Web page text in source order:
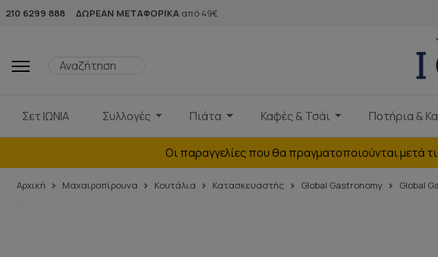
210 6299 888 ΔΩΡΕΑΝ ΜΕΤΑΦΟΡΙΚΑ από 49€
Σετ ΙΩΝΙΑ Συλλογές Πιάτα Καφές & Τσάι Ποτήρια &
Οι παραγγελίες που θα πραγματοποιούνται μετά
Αρχική Μαχαιροπίρουνα Κουτάλια Κατασκευαστής Global Gastronomy Global